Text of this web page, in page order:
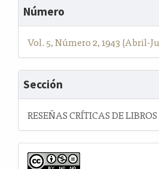
Número
Vol. 5, Número 2, 1943 (Abril-
Sección
RESEÑAS CRÍTICAS DE LIBROS